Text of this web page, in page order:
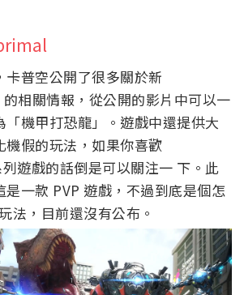
普空公開了很多關於新
相關情報，從公開的影片中可以一
機甲打恐龍」。遊戲中還提供大
機假的玩法，如果你喜歡
遊戲的話倒是可以關注一 下。此
一款 PVP 遊戲，不過到底是個怎
法，目前還沒有公布。